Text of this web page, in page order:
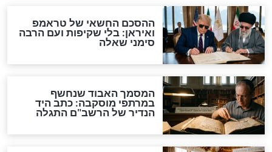
הדינים וביטול גזרות סגולות להמתקת הדינים וביטול גזרות